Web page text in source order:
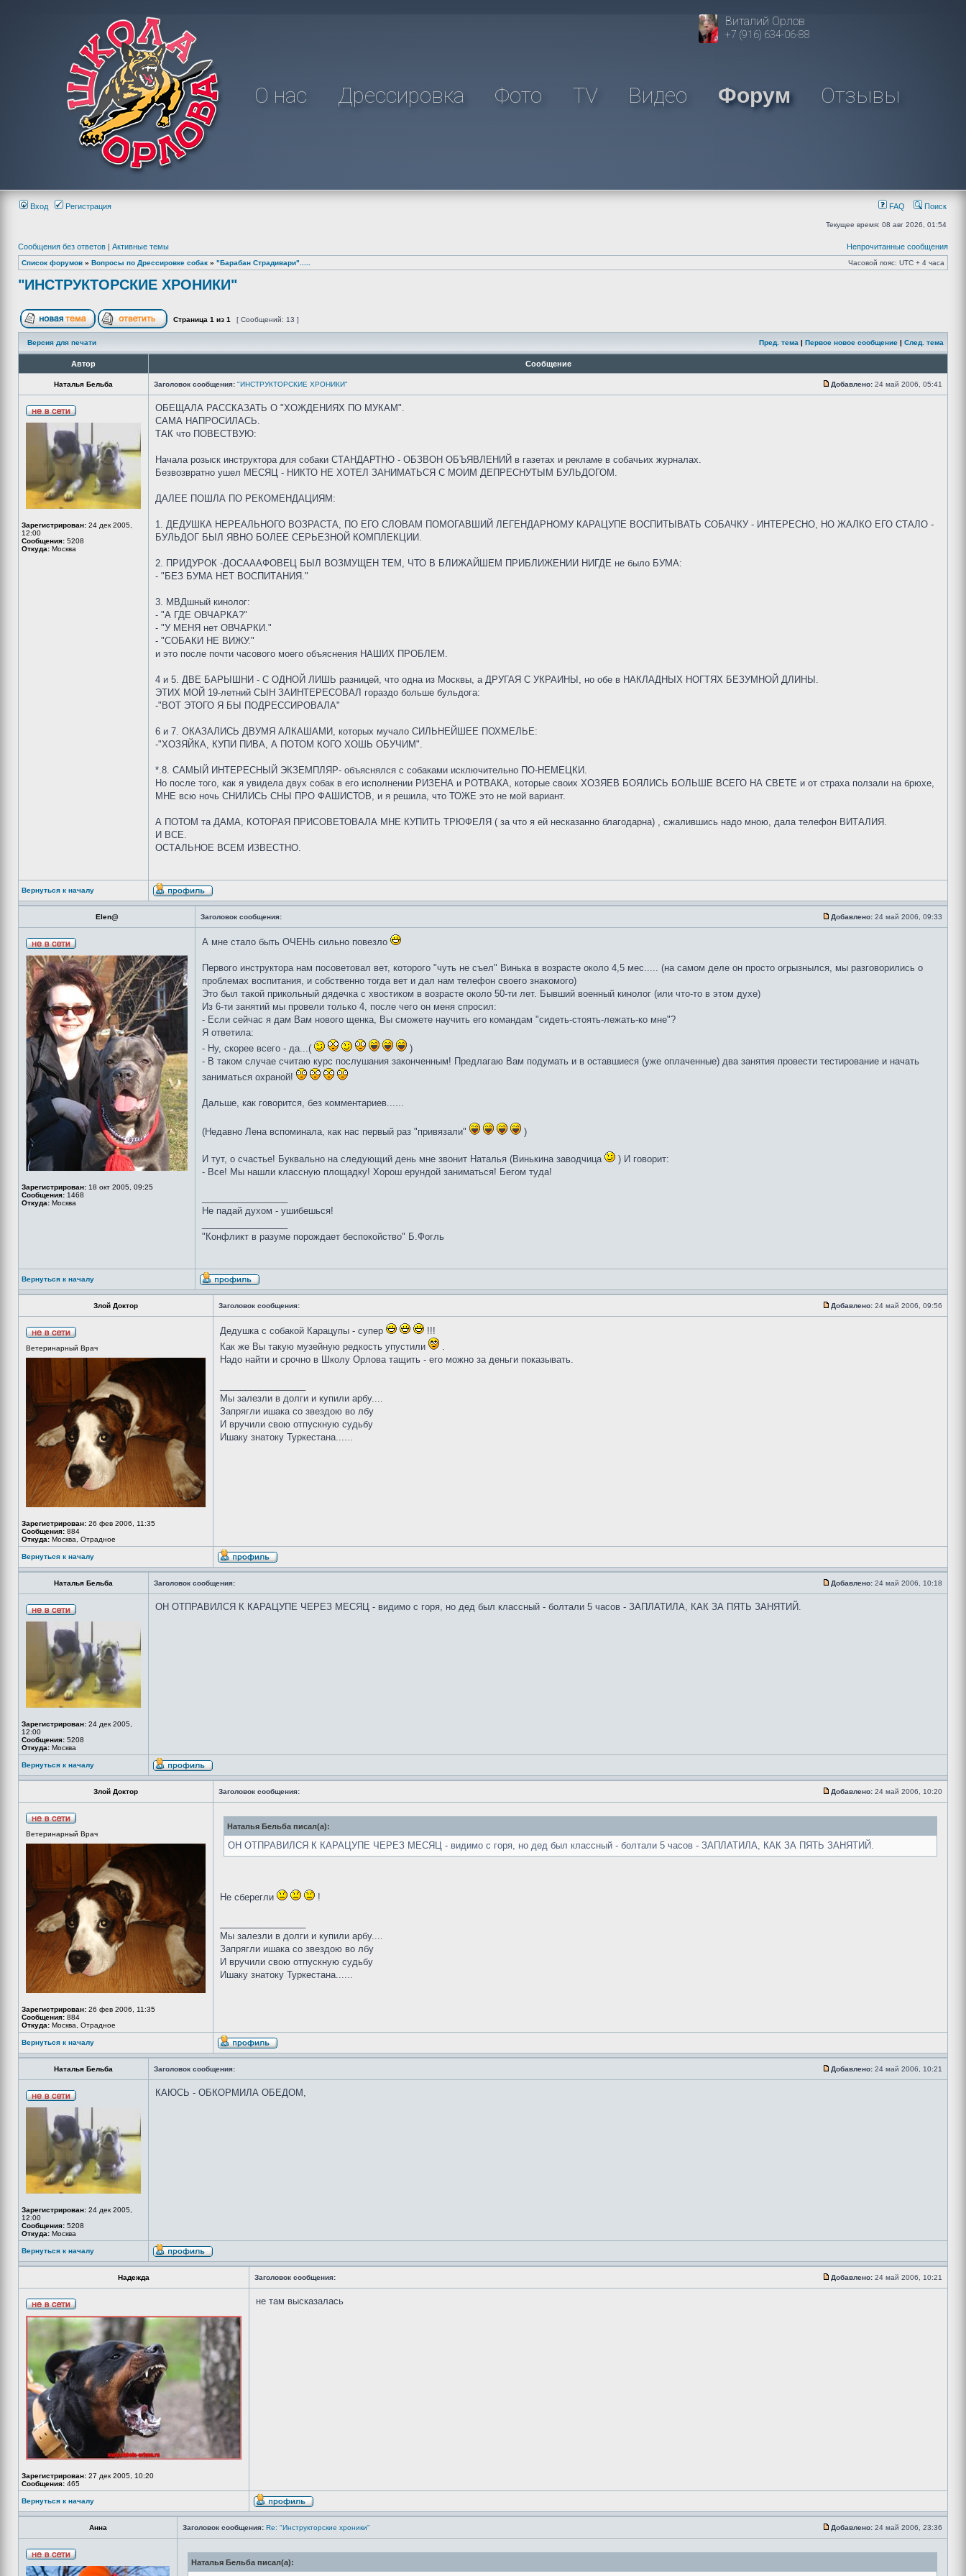
Виталий Орлов
+7 (916) 634-06-88
О нас Дрессировка Фото TV Видео Форум Отзывы
Вход Регистрация FAQ Поиск
Текущее время: 08 авг 2026, 01:54
Сообщения без ответов | Активные темы Непрочитанные сообщения
Список форумов » Вопросы по Дрессировке собак » "Барабан Страдивари"..... Часовой пояс: UTC + 4 часа
"ИНСТРУКТОРСКИЕ ХРОНИКИ"
Страница 1 из 1 [ Сообщений: 13 ]
Версия для печати Пред. тема | Первое новое сообщение | След. тема
Автор Сообщение
Наталья Бельба Заголовок сообщения: "ИНСТРУКТОРСКИЕ ХРОНИКИ" Добавлено: 24 май 2006, 05:41
Зарегистрирован: 24 дек 2005,
12:00
Сообщения: 5208
Откуда: Москва
ОБЕЩАЛА РАССКАЗАТЬ О "ХОЖДЕНИЯХ ПО МУКАМ".
САМА НАПРОСИЛАСЬ.
ТАК что ПОВЕСТВУЮ:
Начала розыск инструктора для собаки СТАНДАРТНО - ОБЗВОН ОБЪЯВЛЕНИЙ в газетах и рекламе в собачьих журналах.
Безвозвратно ушел МЕСЯЦ - НИКТО НЕ ХОТЕЛ ЗАНИМАТЬСЯ С МОИМ ДЕПРЕСНУТЫМ БУЛЬДОГОМ.
ДАЛЕЕ ПОШЛА ПО РЕКОМЕНДАЦИЯМ:
1. ДЕДУШКА НЕРЕАЛЬНОГО ВОЗРАСТА, ПО ЕГО СЛОВАМ ПОМОГАВШИЙ ЛЕГЕНДАРНОМУ КАРАЦУПЕ ВОСПИТЫВАТЬ СОБАЧКУ - ИНТЕРЕСНО, НО ЖАЛКО ЕГО СТАЛО -
БУЛЬДОГ БЫЛ ЯВНО БОЛЕЕ СЕРЬЕЗНОЙ КОМПЛЕКЦИИ.
2. ПРИДУРОК -ДОСАААФОВЕЦ БЫЛ ВОЗМУЩЕН ТЕМ, ЧТО В БЛИЖАЙШЕМ ПРИБЛИЖЕНИИ НИГДЕ не было БУМА:
- "БЕЗ БУМА НЕТ ВОСПИТАНИЯ."
3. МВДшный кинолог:
- "А ГДЕ ОВЧАРКА?"
- "У МЕНЯ нет ОВЧАРКИ."
- "СОБАКИ НЕ ВИЖУ."
и это после почти часового моего объяснения НАШИХ ПРОБЛЕМ.
4 и 5. ДВЕ БАРЫШНИ - С ОДНОЙ ЛИШЬ разницей, что одна из Москвы, а ДРУГАЯ С УКРАИНЫ, но обе в НАКЛАДНЫХ НОГТЯХ БЕЗУМНОЙ ДЛИНЫ.
ЭТИХ МОЙ 19-летний СЫН ЗАИНТЕРЕСОВАЛ гораздо больше бульдога:
-"ВОТ ЭТОГО Я БЫ ПОДРЕССИРОВАЛА"
6 и 7. ОКАЗАЛИСЬ ДВУМЯ АЛКАШАМИ, которых мучало СИЛЬНЕЙШЕЕ ПОХМЕЛЬЕ:
-"ХОЗЯЙКА, КУПИ ПИВА, А ПОТОМ КОГО ХОШЬ ОБУЧИМ".
*.8. САМЫЙ ИНТЕРЕСНЫЙ ЭКЗЕМПЛЯР- объяснялся с собаками исключительно ПО-НЕМЕЦКИ.
Но после того, как я увидела двух собак в его исполнении РИЗЕНА и РОТВАКА, которые своих ХОЗЯЕВ БОЯЛИСЬ БОЛЬШЕ ВСЕГО НА СВЕТЕ и от страха ползали на брюхе,
МНЕ всю ночь СНИЛИСЬ СНЫ ПРО ФАШИСТОВ, и я решила, что ТОЖЕ это не мой вариант.
А ПОТОМ та ДАМА, КОТОРАЯ ПРИСОВЕТОВАЛА МНЕ КУПИТЬ ТРЮФЕЛЯ ( за что я ей несказанно благодарна) , сжалившись надо мною, дала телефон ВИТАЛИЯ.
И ВСЕ.
ОСТАЛЬНОЕ ВСЕМ ИЗВЕСТНО.
Вернуться к началу
Elen@ Заголовок сообщения: Добавлено: 24 май 2006, 09:33
Зарегистрирован: 18 окт 2005, 09:25
Сообщения: 1468
Откуда: Москва
А мне стало быть ОЧЕНЬ сильно повезло
Первого инструктора нам посоветовал вет, которого "чуть не съел" Винька в возрасте около 4,5 мес..... (на самом деле он просто огрызнылся, мы разговорились о
проблемах воспитания, и собственно тогда вет и дал нам телефон своего знакомого)
Это был такой прикольный дядечка с хвостиком в возрасте около 50-ти лет. Бывший военный кинолог (или что-то в этом духе)
Из 6-ти занятий мы провели только 4, после чего он меня спросил:
- Если сейчас я дам Вам нового щенка, Вы сможете научить его командам "сидеть-стоять-лежать-ко мне"?
Я ответила:
- Ну, скорее всего - да...(
)
- В таком случае считаю курс послушания законченным! Предлагаю Вам подумать и в оставшиеся (уже оплаченные) два занятия провести тестирование и начать
заниматься охраной!
Дальше, как говорится, без комментариев......
(Недавно Лена вспоминала, как нас первый раз "привязали" )
И тут, о счастье! Буквально на следующий день мне звонит Наталья (Винькина заводчица
) И говорит:
- Все! Мы нашли классную площадку! Хорош ерундой заниматься! Бегом туда!
Не падай духом - ушибешься!
"Конфликт в разуме порождает беспокойство" Б.Фогль
Вернуться к началу
Злой Доктор Заголовок сообщения: Добавлено: 24 май 2006, 09:56
Ветеринарный Врач
Зарегистрирован: 26 фев 2006, 11:35
Сообщения: 884
Откуда: Москва, Отрадное
Дедушка с собакой Карацупы - супер
!!!
Как же Вы такую музейную редкость упустили
.
Надо найти и срочно в Школу Орлова тащить - его можно за деньги показывать.
Мы залезли в долги и купили арбу....
Запрягли ишака со звездою во лбу
И вручили свою отпускную судьбу
Ишаку знатоку Туркестана......
Вернуться к началу
Наталья Бельба Заголовок сообщения: Добавлено: 24 май 2006, 10:18
Зарегистрирован: 24 дек 2005,
12:00
Сообщения: 5208
Откуда: Москва
ОН ОТПРАВИЛСЯ К КАРАЦУПЕ ЧЕРЕЗ МЕСЯЦ - видимо с горя, но дед был классный - болтали 5 часов - ЗАПЛАТИЛА, КАК ЗА ПЯТЬ ЗАНЯТИЙ.
Вернуться к началу
Злой Доктор Заголовок сообщения: Добавлено: 24 май 2006, 10:20
Ветеринарный Врач
Зарегистрирован: 26 фев 2006, 11:35
Сообщения: 884
Откуда: Москва, Отрадное
Наталья Бельба писал(а):
ОН ОТПРАВИЛСЯ К КАРАЦУПЕ ЧЕРЕЗ МЕСЯЦ - видимо с горя, но дед был классный - болтали 5 часов - ЗАПЛАТИЛА, КАК ЗА ПЯТЬ ЗАНЯТИЙ.
Не сберегли !
Мы залезли в долги и купили арбу....
Запрягли ишака со звездою во лбу
И вручили свою отпускную судьбу
Ишаку знатоку Туркестана......
Вернуться к началу
Наталья Бельба Заголовок сообщения: Добавлено: 24 май 2006, 10:21
Зарегистрирован: 24 дек 2005,
12:00
Сообщения: 5208
Откуда: Москва
КАЮСЬ - ОБКОРМИЛА ОБЕДОМ,
Вернуться к началу
Надежда Заголовок сообщения: Добавлено: 24 май 2006, 10:21
Зарегистрирован: 27 дек 2005, 10:20
Сообщения: 465
не там высказалась
Вернуться к началу
Анна Заголовок сообщения: Re: "Инструкторские хроники" Добавлено: 24 май 2006, 23:36
Наталья Бельба писал(а):